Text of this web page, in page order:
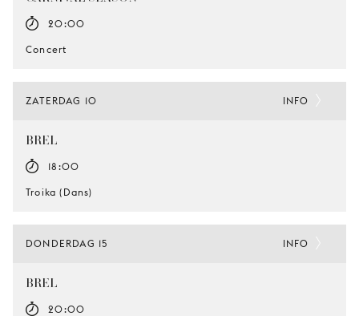
20:00
Concert
ZATERDAG 10
BREL
18:00
Troika (Dans)
INFO
DONDERDAG 15
BREL
20:00
INFO